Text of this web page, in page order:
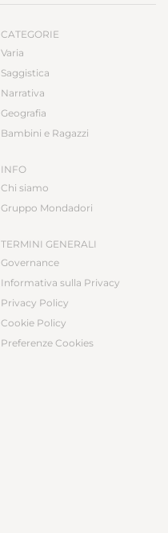
CATEGORIE
Varia
Saggistica
Narrativa
Geografia
Bambini e Ragazzi
INFO
Chi siamo
Gruppo Mondadori
TERMINI GENERALI
Governance
Informativa sulla Privacy
Privacy Policy
Cookie Policy
Preferenze Cookies